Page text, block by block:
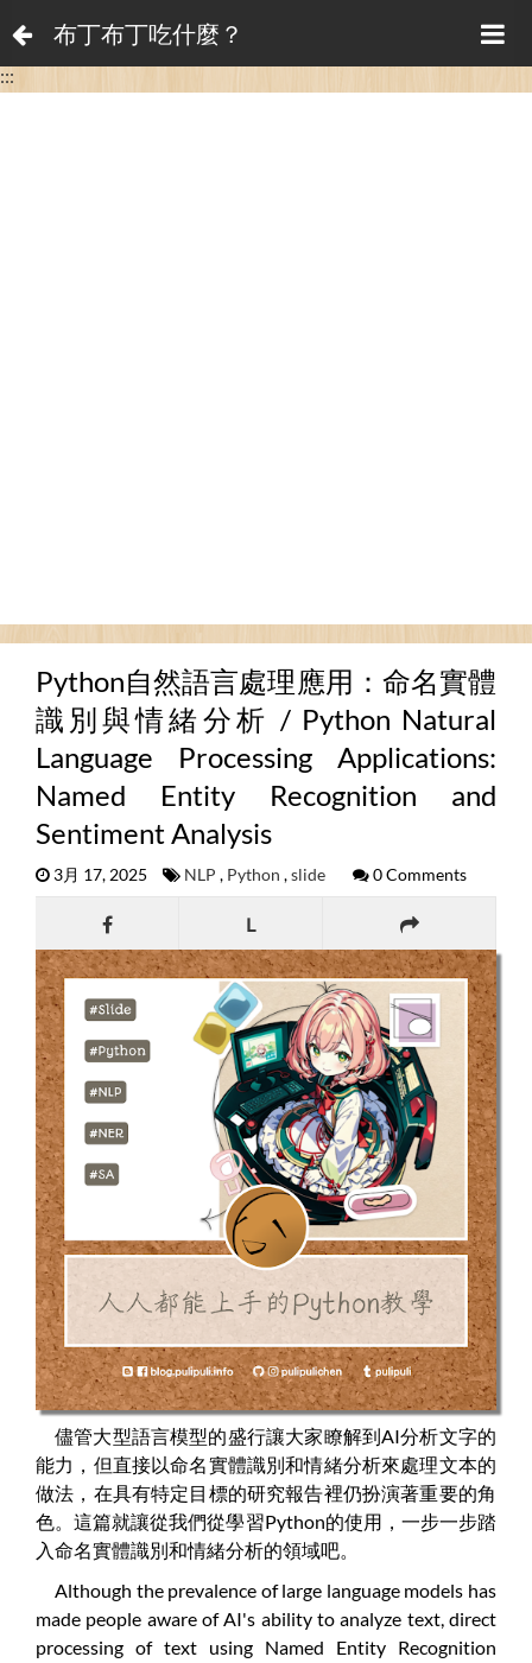
布丁布丁吃什麼？
:::
Python自然語言處理應用：命名實體
識別與情緒分析 / Python Natural
Language Processing Applications:
Named Entity Recognition and
Sentiment Analysis
3月 17, 2025 NLP , Python ,slide 0 Comments
L
儘管大型語言模型的盛行讓大家瞭解到AI分析文字的
能力，但直接以命名實體識別和情緒分析來處理文本的
做法，在具有特定目標的研究報告裡仍扮演著重要的角
色。這篇就讓從我們從學習Python的使用，一步一步踏
入命名實體識別和情緒分析的領域吧。
Although the prevalence of large language models has
made people aware of AI's ability to analyze text, direct
processing of text using Named Entity Recognition